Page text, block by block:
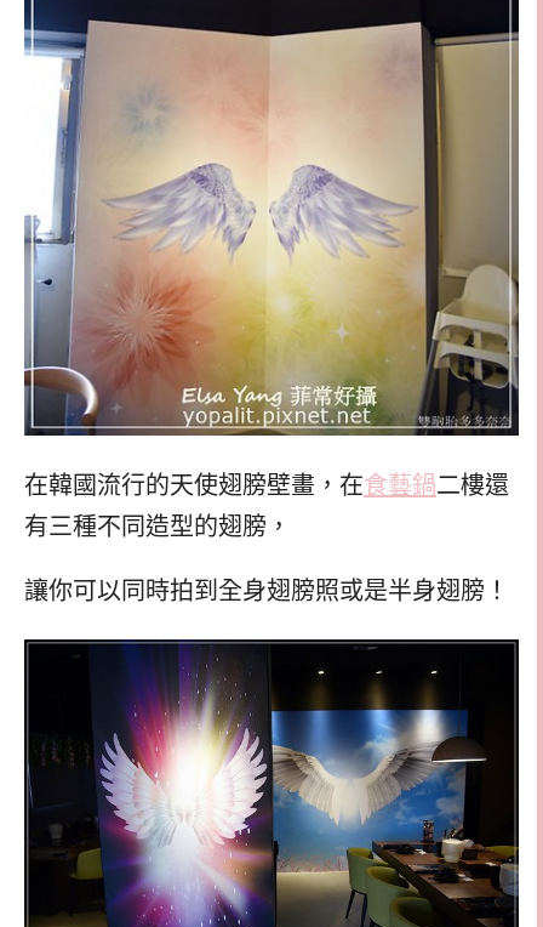
在韓國流行的天使翅膀壁畫，在食藝鍋二樓還
有三種不同造型的翅膀，
讓你可以同時拍到全身翅膀照或是半身翅膀！